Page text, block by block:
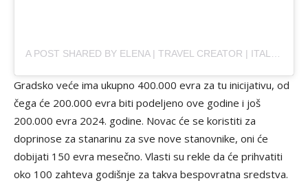
Gradsko veće ima ukupno 400.000 evra za tu inicijativu, od
čega će 200.000 evra biti podeljeno ove godine i još
200.000 evra 2024. godine. Novac će se koristiti za
doprinose za stanarinu za sve nove stanovnike, oni će
dobijati 150 evra mesečno. Vlasti su rekle da će prihvatiti
oko 100 zahteva godišnje za takva bespovratna sredstva.